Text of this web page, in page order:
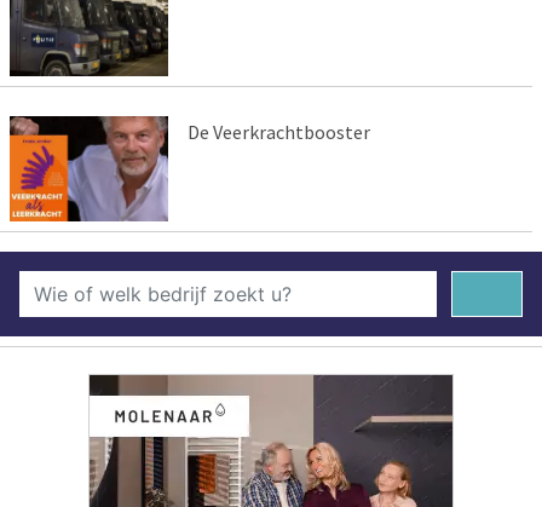
De Veerkrachtbooster